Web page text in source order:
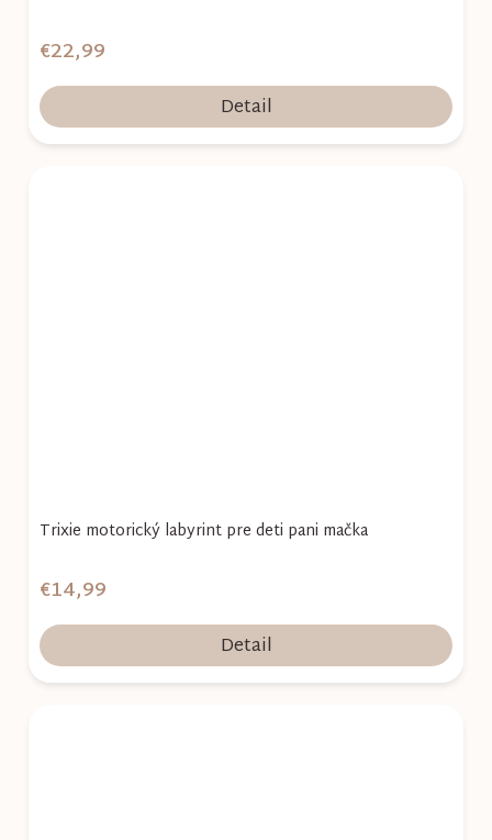
€22,99
Detail
Trixie motorický labyrint pre deti pani mačka
€14,99
Detail